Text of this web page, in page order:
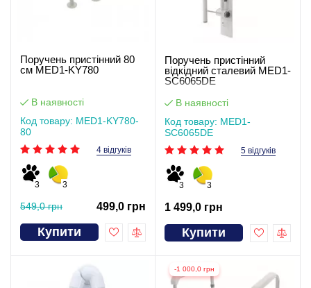
Поручень пристінний 80
см MED1-KY780
В наявності
Код товару: MED1-KY780-
80
4 відгуків
3 3
549,0 грн 499,0 грн
Купити
Поручень пристінний
відкідний сталевий MED1-
SC6065DE
В наявності
Код товару: MED1-
SC6065DE
5 відгуків
3 3
1 499,0 грн
Купити
-1 000,0 грн